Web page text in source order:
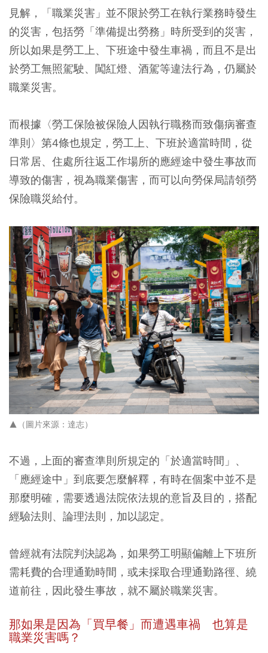
見解，「職業災害」並不限於勞工在執行業務時發生
的災害，包括勞「準備提出勞務」時所受到的災害，
所以如果是勞工上、下班途中發生車禍，而且不是出
於勞工無照駕駛、闖紅燈、酒駕等違法行為，仍屬於
職業災害。​
而根據〈勞工保險被保險人因執行職務而致傷病審查
準則〉第4條也規定，勞工上、下班於適當時間 ，從
日常居、住處所往返工作場所的應經途中發生事故而
導致的傷害，視為職業傷害，而可以向勞保局請領勞
保險職災給付。​
▲（圖片來源：達志）
不過，上面的審查準則所規定的「於適當時間」、
「應經途中」到底要怎麼解釋，有時在個案中並不是
那麼明確，需要透過法院依法規的意旨及目的，搭配
經驗法則、論理法則，加以認定。​
曾經就有法院判決認為，如果勞工明顯偏離上下班所
需耗費的合理通勤時間，或未採取合理通勤路徑、繞
道前往，因此發生事故，就不屬於職業災害。​
那如果是因為「買早餐」而遭遇車禍 也算是
職業災害嗎？​